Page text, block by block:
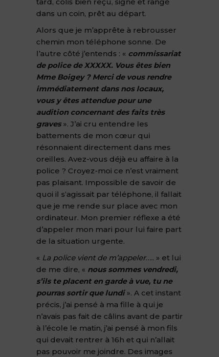
dans un coin, prêt au départ.
Alors que je m’apprête à rebrousser
chemin mon téléphone sonne. De
l’autre côté j’entends : « commissariat
de police de XXXXX. Vous êtes bien
Mme Boigey ? Merci de vous rendre
immédiatement dans nos locaux,
vous y êtes attendue pour une
audition concernant des faits très
graves». J’ai cru entendre les
battements de mon cœur qui
résonnaient directement dans mes
oreilles. Avez-vous déjà eu affaire à la
police ? Croyez-moi ce n’est vraiment
pas plaisant. Impossible de savoir de
quoi il s‘agissait par téléphone, il fallait
que je me rende sur place avec mon
ordinateur. Mon premier réflexe a été
d’appeler mon mari pour lui faire part
de la situation urgente.
« La police vient de m’appeler….. » et lui
de me dire, « nous sommes vendredi,
s’ils te placent en garde à vue, tu ne
pourras sortir que lundi ». A cet instant
précis, j’ai pensé à ma fille à qui je
n’avais pas fait de câlins avant de partir
à l’école le matin, j’ai pensé à mon fils
qui devait rentrer à 16h et qui n’allait
pas pouvoir me joindre. Des images